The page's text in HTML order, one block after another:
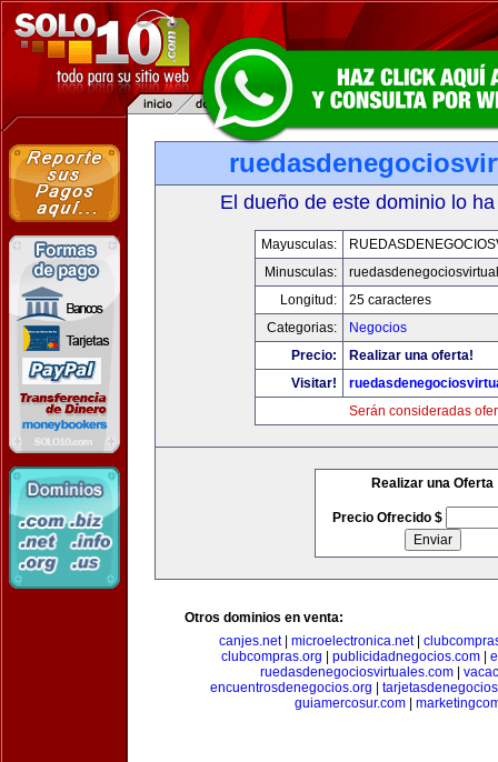
El dueño de este dominio lo
Mayusculas:
Minusculas:
Longitud:
25 caracteres
Categorias:
Negocios
Precio:
Realizar una oferta!
Visitar!
Serán consideradas
Realizar una Oferta
Precio Ofrecido $
Otros dominios en venta:
canjes.net| microelectronica.net|
clubcompras.org
publicidadnegocios.com
ruedasdenegociosvirtuales.com|
encuentrosdenegocios.org
guiamercosur.com